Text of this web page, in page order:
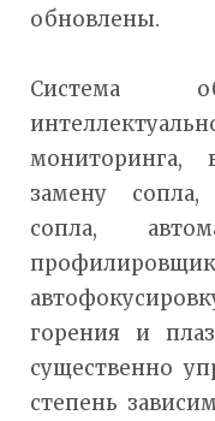
обновлены.
Система
мониторинга,
замену сопла,
сопла,
горения и
существенно
степень